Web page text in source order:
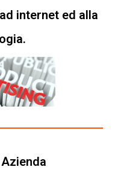
internet ed alla